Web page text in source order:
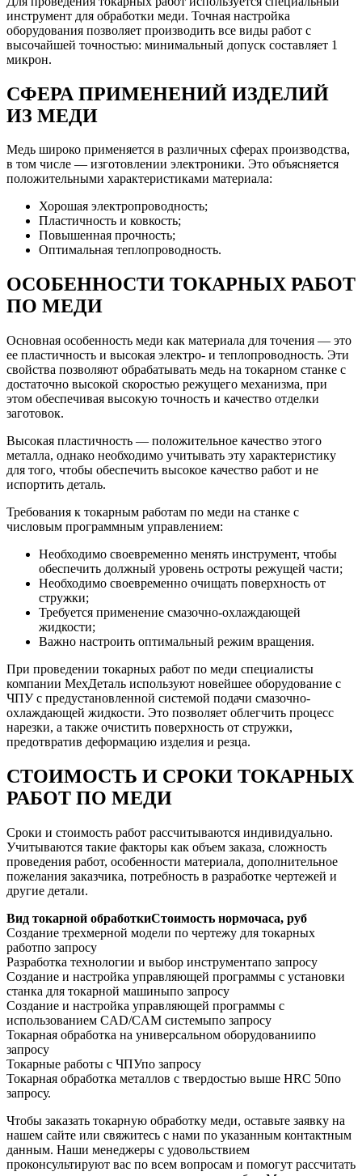
инструмент для обработки меди. Точная настройка
оборудования позволяет производить все виды работ с
высочайшей точностью: минимальный допуск составляет 1
микрон.
СФЕРА ПРИМЕНЕНИЙ ИЗДЕЛИЙ
ИЗ МЕДИ
Медь широко применяется в различных сферах производства,
в том числе — изготовлении электроники. Это объясняется
положительными характеристиками материала:
Хорошая электропроводность;
Пластичность и ковкость;
Повышенная прочность;
Оптимальная теплопроводность.
ОСОБЕННОСТИ ТОКАРНЫХ РАБОТ
ПО МЕДИ
Основная особенность меди как материала для точения — это
ее пластичность и высокая электро- и теплопроводность. Эти
свойства позволяют обрабатывать медь на токарном станке с
достаточно высокой скоростью режущего механизма, при
этом обеспечивая высокую точность и качество отделки
заготовок.
Высокая пластичность — положительное качество этого
металла, однако необходимо учитывать эту характеристику
для того, чтобы обеспечить высокое качество работ и не
испортить деталь.
Требования к токарным работам по меди на станке с
числовым программным управлением:
Необходимо своевременно менять инструмент, чтобы
обеспечить должный уровень остроты режущей части;
Необходимо своевременно очищать поверхность от
стружки;
Требуется применение смазочно-охлаждающей
жидкости;
Важно настроить оптимальный режим вращения.
При проведении токарных работ по меди специалисты
компании МехДеталь используют новейшее оборудование с
ЧПУ с предустановленной системой подачи смазочно-
охлаждающей жидкости. Это позволяет облегчить процесс
нарезки, а также очистить поверхность от стружки,
предотвратив деформацию изделия и резца.
СТОИМОСТЬ И СРОКИ ТОКАРНЫХ
РАБОТ ПО МЕДИ
Сроки и стоимость работ рассчитываются индивидуально.
Учитываются такие факторы как объем заказа, сложность
проведения работ, особенности материала, дополнительное
пожелания заказчика, потребность в разработке чертежей и
другие детали.
Вид токарной обработкиСтоимость нормочаса, руб
Создание трехмерной модели по чертежу для токарных
работпо запросу
Разработка технологии и выбор инструментапо запросу
Создание и настройка управляющей программы с установки
станка для токарной машиныпо запросу
Создание и настройка управляющей программы с
использованием CAD/CAM системыпо запросу
Токарная обработка на универсальном оборудованиипо
запросу
Токарные работы с ЧПУпо запросу
Токарная обработка металлов с твердостью выше HRC 50по
запросу.
Чтобы заказать токарную обработку меди, оставьте заявку на
нашем сайте или свяжитесь с нами по указанным контактным
данным. Наши менеджеры с удовольствием
проконсультируют вас по всем вопросам и помогут рассчитать